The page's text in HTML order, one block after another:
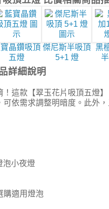
晶鑽吸頂
五燈
傑尼斯半吸頂
5+1 燈
黑
詳細說明
這款【翠玉花片吸頂五燈
依需求調整明暗度。此外
泡小夜燈
購適用燈泡